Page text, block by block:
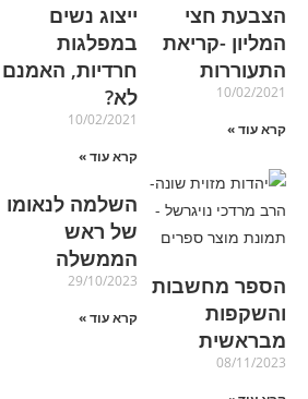
הצבעת חצי
המליון -קריאת
התעוררות
10/02/2021
קרא עוד »
ייצוג נשים
במפלגות
חרדיות, האמנם
לא?
10/02/2021
קרא עוד »
הספר מחשבות
והשקפות
מבראשית
08/11/2023
השלמה לנאומו
של ראש
הממשלה
29/10/2023
קרא עוד »